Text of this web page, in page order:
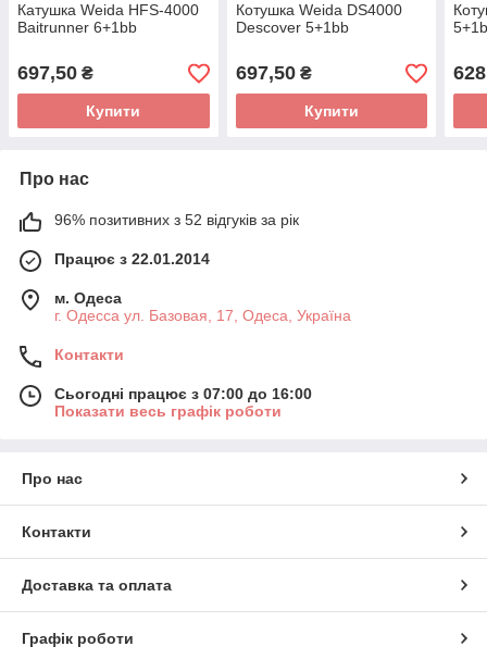
Катушка Weida HFS-4000
Baitrunner 6+1bb
697,50 ₴
Купити
Котушка Weida DS4000
Descover 5+1bb
697,50₴
Купити
Про нас
96% позитивних з 52 відгуків за рік
Працює з 22.01.2014
м. Одеса
г. Одесса ул. Базовая, 17, Одеса, Україна
Контакти
Сьогодні працює з 07:00 до 16:00
Показати весь графік роботи
Про нас
Контакти
Доставка та оплата
Графік роботи